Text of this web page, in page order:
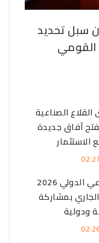
سبل تحديد
القومي
الصناعية
آفاق جديدة
معرض العلمين الزراعي الدولي 2026
الجاري بمشاركة
ودولية